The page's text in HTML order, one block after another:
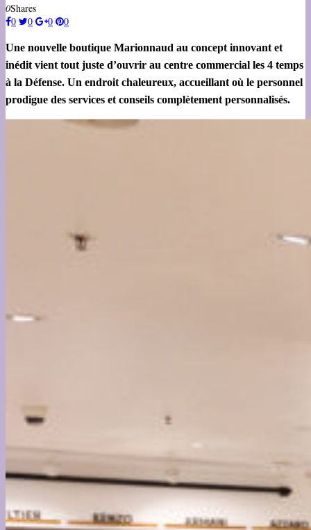
0Shares
0
0 0 0
Une nouvelle boutique Marionnaud au concept innovant et
inédit vient tout juste d’ouvrir au centre commercial les 4 temps
à la Défense. Un endroit chaleureux, accueillant où le personnel
prodigue des services et conseils complètement personnalisés.